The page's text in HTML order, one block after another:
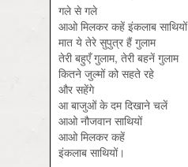
गले से गले
आओ मिलकर कहें इंकलाब साथियों
मात ये तेरे सुपुत्र हैं गुलाम
तेरी बहुएँ गुलाम, तेरी बहनें गुलाम
कितने जुल्मों को सहते रहे
और सहेंगे
आ बाजुओं के दम दिखाने चलें
आओ नौजवान साथियों
आओ मिलकर कहें
इंकलाब साथियों।